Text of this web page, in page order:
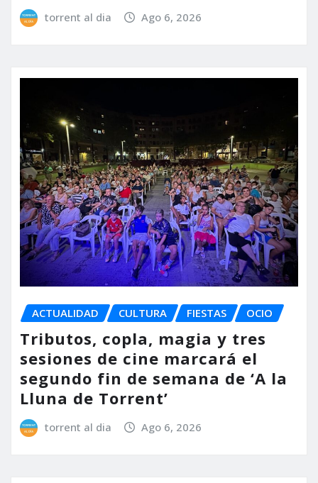
torrent al dia Ago 6, 2026
ACTUALIDAD CULTURA FIESTAS OCIO
Tributos, copla, magia y tres
sesiones de cine marcará el
segundo fin de semana de ‘A la
Lluna de Torrent’
torrent al dia Ago 6, 2026